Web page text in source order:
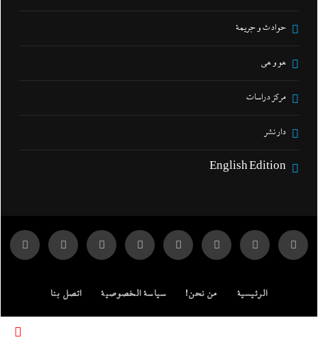
حوادث و جريمة
هو و هي
مركز دراسات
دار نشر
English Edition
الرئيسية من نحن! سياسة الخصوصية اتصل بنا